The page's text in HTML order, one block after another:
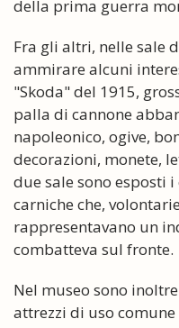
della prima guerra
Fra gli altri, nelle sale
ammirare alcuni
"Skoda" del 1915,
palla di cannone
napoleonico, ogive,
decorazioni, monete,
due sale sono esposti
carniche che,
rappresentavano un
combatteva sul fronte.
Nel museo sono
attrezzi di uso